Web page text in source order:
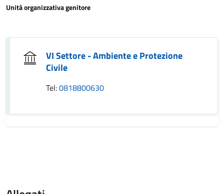
Unità organizzativa genitore
VI Settore - Ambiente e Protezione
Civile
Tel:0818800630